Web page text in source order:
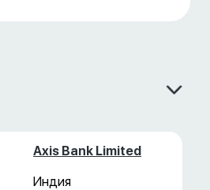
Axis Bank Limited
Индия